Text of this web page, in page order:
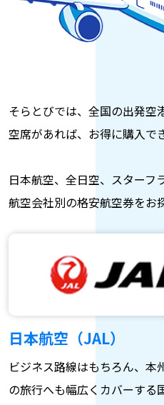
そらとびでは、全国の出発空
空席があれば、お得に購入で
日本航空、全日空、スターフ
航空会社別の格安航空券をお
日本航空（JAL）
ビジネス路線はもちろん、本
の旅行へも幅広くカバーする